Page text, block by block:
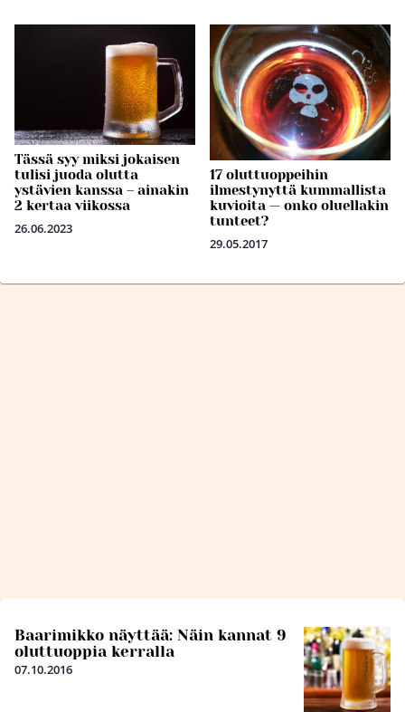
Tässä syy miksi jokaisen
tulisi juoda olutta
ystävien kanssa – ainakin
2 kertaa viikossa
26.06.2023
17 oluttuoppeihin
ilmestynyttä kummallista
kuvioita — onko oluellakin
tunteet?
29.05.2017
Baarimikko näyttää: Näin kannat 9
oluttuoppia kerralla
07.10.2016